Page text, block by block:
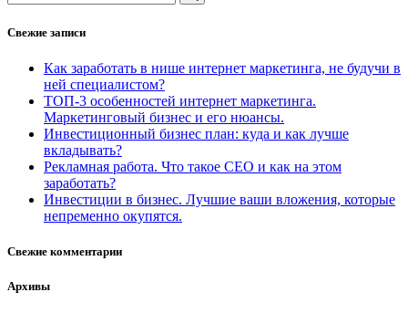
Свежие записи
Как заработать в нише интернет маркетинга, не будучи в
ней специалистом?
ТОП-3 особенностей интернет маркетинга.
Маркетинговый бизнес и его нюансы.
Инвестиционный бизнес план: куда и как лучше
вкладывать?
Рекламная работа. Что такое СЕО и как на этом
заработать?
Инвестиции в бизнес. Лучшие ваши вложения, которые
непременно окупятся.
Свежие комментарии
Архивы